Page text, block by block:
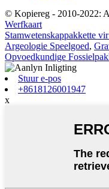
© Kopiereg - 2010-2022:
Werfkaart
Stamwetenskappakkette
Argeologie Speelgoed,
Opvoedkundige
Stuur e-pos
+8618126001947
x